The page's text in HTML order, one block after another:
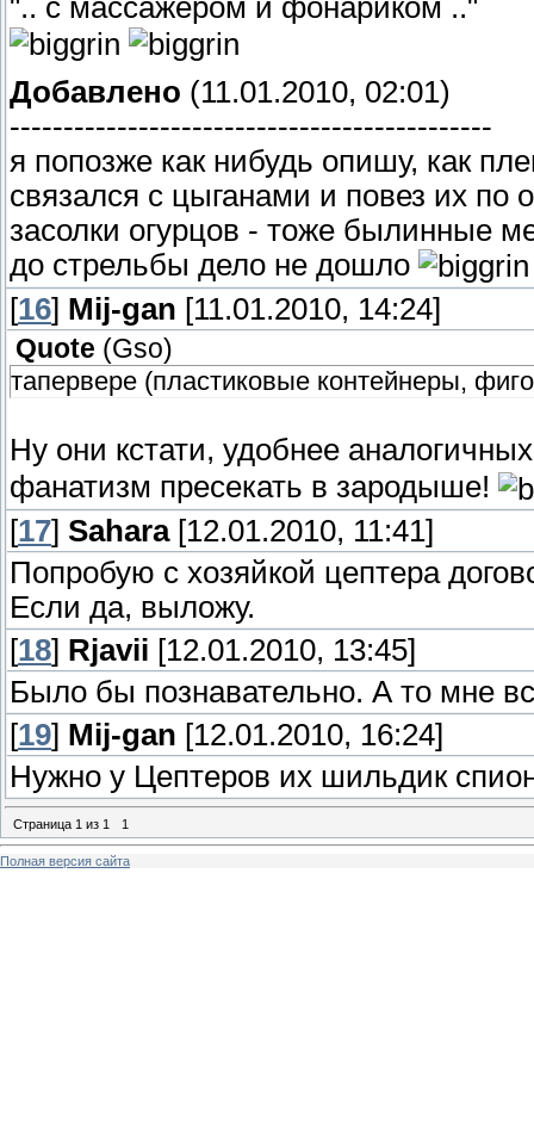
".. с массажером и фонариком .."
Добавлено (11.01.2010, 02:01)
---------------------------------------------
я попозже как нибудь опишу, как
связался с цыганами и повез их по
засолки огурцов - тоже былинные
до стрельбы дело не дошло
[16] Mij-gan [11.01.2010, 14:24]
Quote (Gso)
тапервере (пластиковые контейнеры,
Ну они кстати, удобнее
фанатизм пресекать в зародыше!
[17] Sahara[12.01.2010, 11:41]
Попробую с хозяйкой цептера
Если да, выложу.
[18] Rjavii [12.01.2010, 13:45]
Было бы познавательно. А то мне
[19] Mij-gan [12.01.2010, 16:24]
Нужно у Цептеров их шильдик
Страница 1 из 1 1
Полная версия сайта